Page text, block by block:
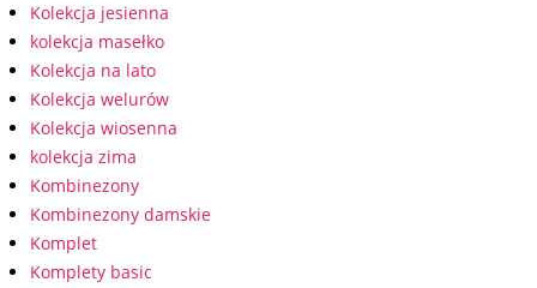
Kolekcja jesienna
kolekcja masełko
Kolekcja na lato
Kolekcja welurów
Kolekcja wiosenna
kolekcja zima
Kombinezony
Kombinezony damskie
Komplet
Komplety basic